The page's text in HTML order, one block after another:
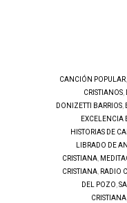
CANCIÓN POPULAR,
CRISTIANOS,
DONIZETTI BARRIOS,
EXCELENCIA
HISTORIAS DE
LIBRADO DE
CRISTIANA,
CRISTIANA, RADIO
DEL POZO
CRISTIANA,